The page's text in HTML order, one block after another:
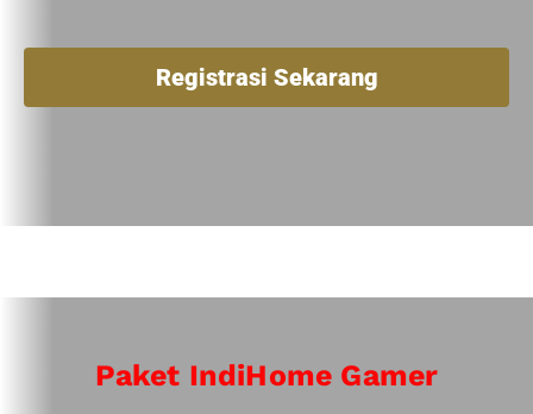
Registrasi Sekarang
Paket IndiHome Gamer